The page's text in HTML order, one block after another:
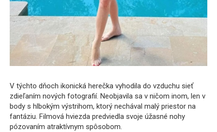
V týchto dňoch ikonická herečka vyhodila do vzduchu sieť
zdieľaním nových fotografií. Neobjavila sa v ničom inom, len v
body s hlbokým výstrihom, ktorý nechával malý priestor na
fantáziu. Filmová hviezda predviedla svoje úžasné nohy
pózovaním atraktívnym spôsobom.